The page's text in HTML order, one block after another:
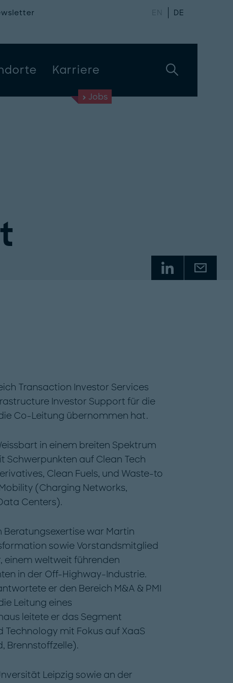
Karriere
EN DE
Jobs
Transaction Investor Services
Investor Support für die
Co-Leitung übernommen hat.
in einem breiten Spektrum
auf Clean Tech
Clean Fuels, und Waste-to
(Charging Networks,
Centers).
war Martin
sowie Vorstandsmitglied
einem weltweit führenden
in der Off-Highway-Industrie.
er den Bereich M&A & PMI
Leitung eines
leitete er das Segment
mit Fokus auf XaaS
Brennstoffzelle).
Leipzig sowie an der